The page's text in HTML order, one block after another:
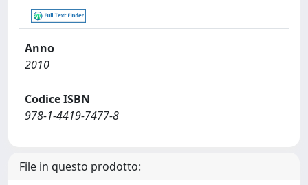
Anno
2010
Codice ISBN
978-1-4419-7477-8
File in questo prodotto: